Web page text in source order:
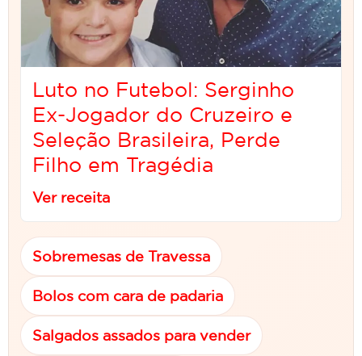
Luto no Futebol: Serginho
Ex-Jogador do Cruzeiro e
Seleção Brasileira, Perde
Filho em Tragédia
Ver receita
Sobremesas de Travessa
Bolos com cara de padaria
Salgados assados para vender